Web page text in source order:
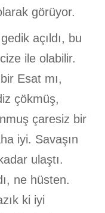
görüyor.
açıldı, bu
ile olabilir.
Esat mı,
çökmüş,
çaresiz bir
iyi. Savaşın
ulaştı.
ne hüsten.
ki iyi